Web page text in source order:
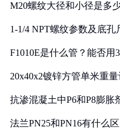
M20螺纹大径和小径是多
1-1/4 NPT螺纹参数及底孔
F1010E是什么管？能否用
20x40x2镀锌方管单米重
抗渗混凝土中P6和P8膨胀
法兰PN25和PN16有什么区